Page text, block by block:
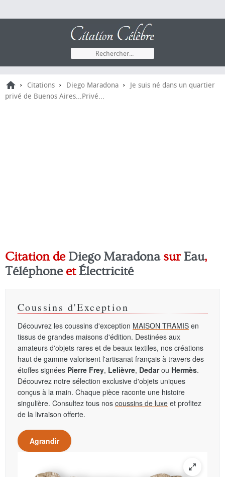
› Citations › Diego Maradona ›
Je suis né dans un quartier
privé de Buenos Aires...Privé...
Citation de Diego Maradonasur Eau,
Téléphoneet Électricité
Coussins d'Exception
Découvrez les coussins d'exception MAISON TRAMIS en
tissus de grandes maisons d'édition. Destinées aux
amateurs d'objets rares et de beaux textiles, nos créations
haut de gamme valorisent l'artisanat français à travers des
étoffes signées Pierre Frey, Lelièvre, Dedarou Hermès.
Découvrez notre sélection exclusive d'objets uniques
conçus à la main. Chaque pièce raconte une histoire
singulière. Consultez tous nos coussins de luxe et profitez
de la livraison offerte.
Agrandir